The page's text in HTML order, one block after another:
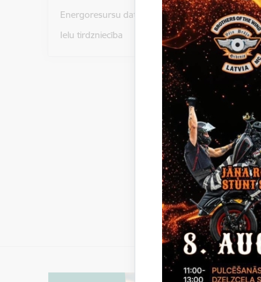
Energoresursu dati un statistika
Ielu tirdzniecība